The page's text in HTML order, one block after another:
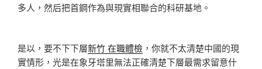
多人，然后把首鋼作為與現實相聯合的科研基地。
是以，要不下下層新竹 在職體檢 ，你就不太清楚中國的現
實情形，光是在象牙塔里無法正確清楚下層最需求留意什